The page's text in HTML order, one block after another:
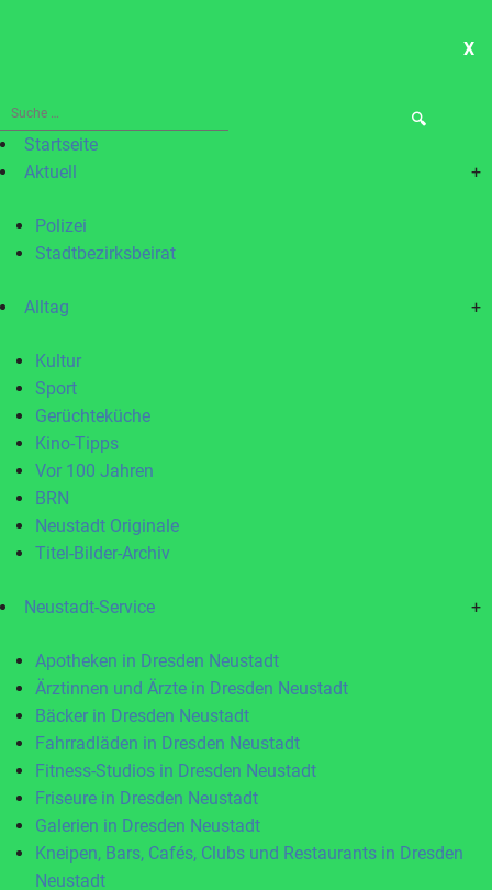
X
Suche
nach:Startseite
Aktuell
+
Polizei
Stadtbezirksbeirat
Alltag +
Kultur
Sport
Gerüchteküche
Kino-Tipps
Vor 100 Jahren
BRN
Neustadt Originale
Titel-Bilder-Archiv
Neustadt-Service +
Apotheken in Dresden Neustadt
Ärztinnen und Ärzte in Dresden Neustadt
Bäcker in Dresden Neustadt
Fahrradläden in Dresden Neustadt
Fitness-Studios in Dresden Neustadt
Friseure in Dresden Neustadt
Galerien in Dresden Neustadt
Kneipen, Bars, Cafés, Clubs und Restaurants in Dresden
Neustadt